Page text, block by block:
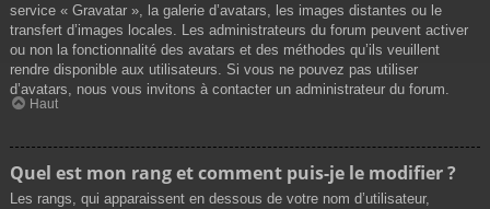
service « Gravatar », la galerie d’avatars, les images distantes ou le
transfert d’images locales. Les administrateurs du forum peuvent activer
ou non la fonctionnalité des avatars et des méthodes qu’ils veuillent
rendre disponible aux utilisateurs. Si vous ne pouvez pas utiliser
d’avatars, nous vous invitons à contacter un administrateur du forum.
Haut
Quel est mon rang et comment puis-je le modifier ?
Les rangs, qui apparaissent en dessous de votre nom d’utilisateur,